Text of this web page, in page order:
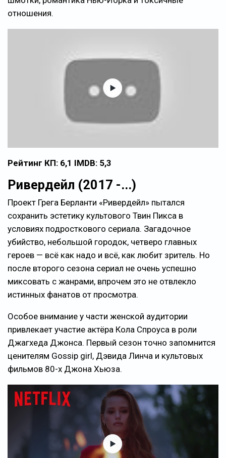
отношения.
Рейтинг КП: 6,1 IMDB: 5,3
Ривердейл (2017 -...)
Проект Грега Берланти «Ривердейл» пытался
сохранить эстетику культового Твин Пикса в
условиях подросткового сериала. Загадочное
убийство, небольшой городок, четверо главных
героев — всё как надо и всё, как любит зритель. Но
после второго сезона сериал не очень успешно
миксовать с жанрами, впрочем это не отвлекло
истинных фанатов от просмотра.
Особое внимание у части женской аудитории
привлекает участие актёра Кола Спроуса в роли
Джагхеда Джонса. Первый сезон точно запомнится
ценителям Gossip girl, Дэвида Линча и культовых
фильмов 80-х Джона Хьюза.